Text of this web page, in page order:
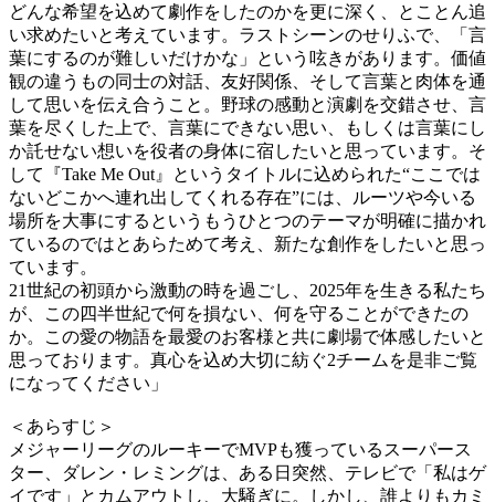
どんな希望を込めて劇作をしたのかを更に深く、とことん追
い求めたいと考えています。ラストシーンのせりふで、「言
葉にするのが難しいだけかな」という呟きがあります。価値
観の違うもの同士の対話、友好関係、そして言葉と肉体を通
して思いを伝え合うこと。野球の感動と演劇を交錯させ、言
葉を尽くした上で、言葉にできない思い、もしくは言葉にし
か託せない想いを役者の身体に宿したいと思っています。そ
して『Take Me Out』というタイトルに込められた“ここでは
ないどこかへ連れ出してくれる存在”には、ルーツや今いる
場所を大事にするというもうひとつのテーマが明確に描かれ
ているのではとあらためて考え、新たな創作をしたいと思っ
ています。
21世紀の初頭から激動の時を過ごし、2025年を生きる私たち
が、この四半世紀で何を損ない、何を守ることができたの
か。この愛の物語を最愛のお客様と共に劇場で体感したいと
思っております。真心を込め大切に紡ぐ2チームを是非ご覧
になってください」
＜あらすじ＞
メジャーリーグのルーキーでMVPも獲っているスーパース
ター、ダレン・レミングは、ある日突然、テレビで「私はゲ
イです」とカムアウトし、大騒ぎに。しかし、誰よりもカミ